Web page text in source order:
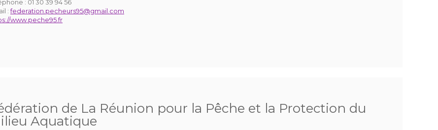
: 01 30 39 94 56
:federation.pecheurs95@gmail.com
www.peche95.fr
de La Réunion pour la Pêche et la Protection du
Aquatique